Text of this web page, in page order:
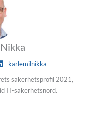
karlemilnikka
säkerhetsprofil 2021,
IT-säkerhetsnörd.